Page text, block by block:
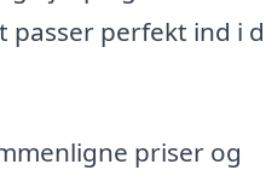
passer perfekt ind i
priser og